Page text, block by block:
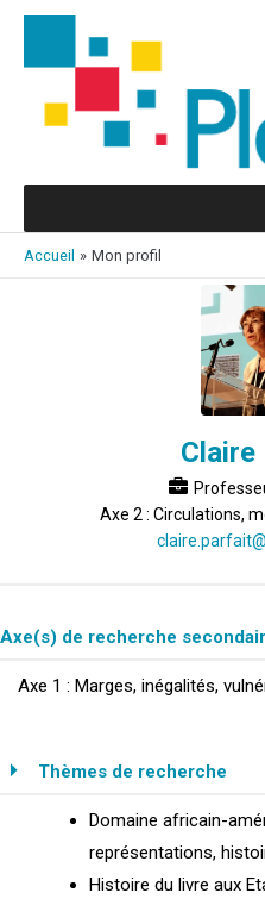
Aller
contenu
Accueil Mon profil
Axe 2 : Circulations,
Axe(s) de recherche
Axe 1 : Marges, inégalités,
Thèmes de recherche
Domaine africain-
représentations,
Histoire du livre aux